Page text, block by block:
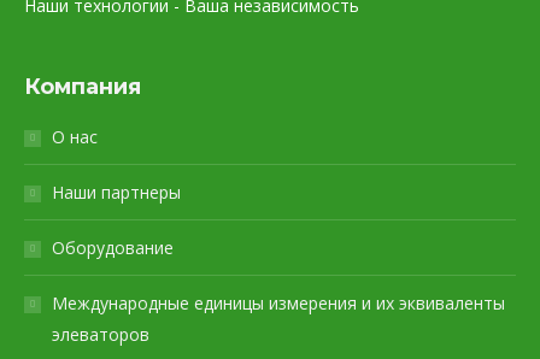
Наши технологии - Ваша независимость
Компания
О нас
Наши партнеры
Оборудование
Международные единицы измерения и их эквиваленты
элеваторов